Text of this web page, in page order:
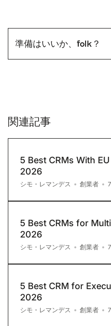
準備はいいか、folk？
関連記事
5 Best CRMs With
2026
シモ・レマンデス • 創業者 •
5 Best CRMs for
2026
シモ・レマンデス • 創業者 •
5 Best CRM for
2026
シモ・レマンデス • 創業者 •